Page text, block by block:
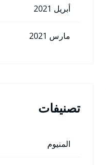
أبريل 2021
مارس 2021
تصنيفات
المنيوم